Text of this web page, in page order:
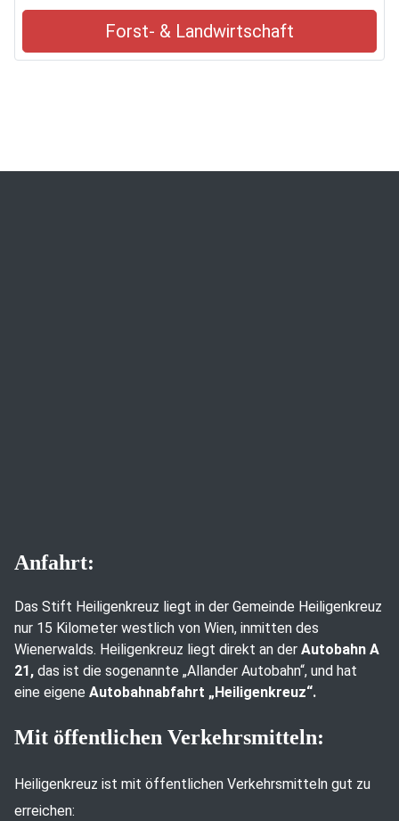
Forst- & Landwirtschaft
Anfahrt:
Das Stift Heiligenkreuz liegt in der Gemeinde Heiligenkreuz
nur 15 Kilometer westlich von Wien, inmitten des
Wienerwalds. Heiligenkreuz liegt direkt an der Autobahn A
21, das ist die sogenannte „Allander Autobahn“, und hat
eine eigene Autobahnabfahrt „Heiligenkreuz“.
Mit öffentlichen Verkehrsmitteln:
Heiligenkreuz ist mit öffentlichen Verkehrsmitteln gut zu
erreichen: